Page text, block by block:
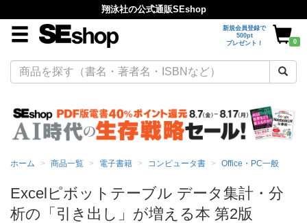
翔泳社の公式通販SEshop
新規会員登録で
500pt
プレゼント！
0
ホーム 商品一覧 電子書籍 コンピュータ書 Office・PC一般
Excelピボットテーブル データ集計・分
析の「引き出し」が増える本 第2版